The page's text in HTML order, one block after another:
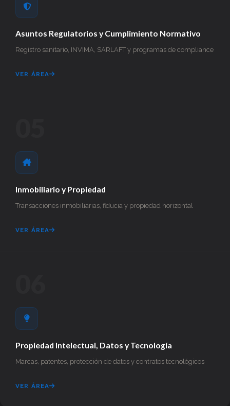
Asuntos Regulatorios y Cumplimiento Normativo
Registro sanitario, INVIMA, SARLAFT y programas de compliance
VER ÁREA
Inmobiliario y Propiedad
Transacciones inmobiliarias, fiducia y propiedad horizontal
VER ÁREA
Propiedad Intelectual, Datos y Tecnología
Marcas, patentes, protección de datos y contratos tecnológicos
VER ÁREA